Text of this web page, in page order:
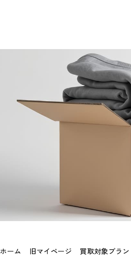
ホーム 旧マイページ 買取対象ブラ